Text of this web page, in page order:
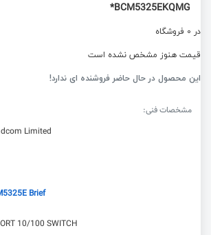
BCM5325EKQMG*
در 0 فروشگاه
قیمت هنوز مشخص نشده است
این محصول در حال حاضر فروشنده ای ندارد!
مشخصات فنی:
Limited
Brief
10/100 SWITCH